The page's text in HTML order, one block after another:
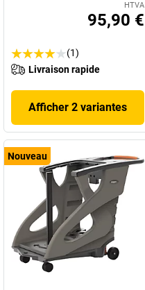
HTVA
95,90 €
(1)
Livraison rapide
Afficher 2 variantes
Nouveau